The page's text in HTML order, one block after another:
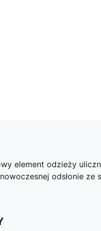
element odzieży
odsłonie ze